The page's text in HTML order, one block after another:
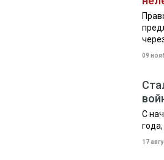
09
С
17